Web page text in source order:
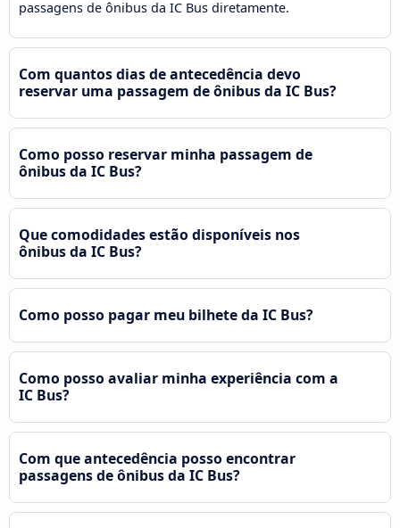
passagens de ônibus da IC Bus diretamente.
Com quantos dias de antecedência devo
reservar uma passagem de ônibus da IC Bus?
Como posso reservar minha passagem de
ônibus da IC Bus?
Que comodidades estão disponíveis nos
ônibus da IC Bus?
Como posso pagar meu bilhete da IC Bus?
Como posso avaliar minha experiência com a
IC Bus?
Com que antecedência posso encontrar
passagens de ônibus da IC Bus?